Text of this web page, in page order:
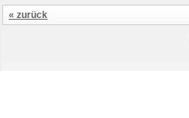
« zurück